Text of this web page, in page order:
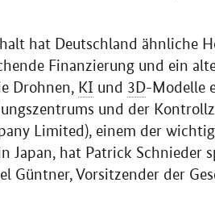
hat Deutschland ähnliche
Finanzierung und ein
Drohnen, KI und 3D-Modelle
und der
Limited), einem der
Japan, hat Patrick Schnieder
Güntner, Vorsitzender der